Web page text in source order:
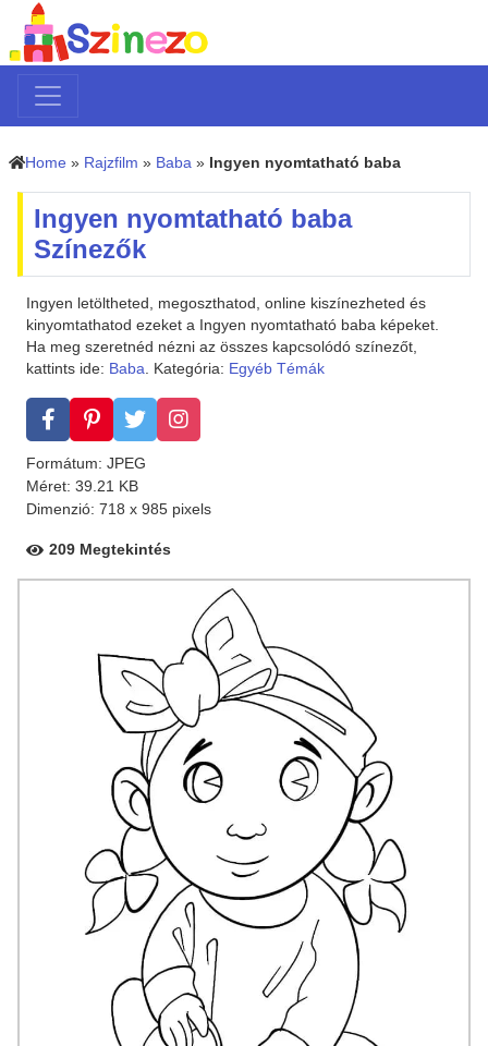
Home » Rajzfilm » Baba » Ingyen nyomtatható baba
Ingyen nyomtatható baba
Színezők
Ingyen letöltheted, megoszthatod, online kiszínezheted és
kinyomtathatod ezeket a Ingyen nyomtatható baba képeket.
Ha meg szeretnéd nézni az összes kapcsolódó színezőt,
kattints ide: Baba. Kategória: Egyéb Témák
Formátum: JPEG
Méret: 39.21 KB
Dimenzió: 718 x 985 pixels
209 Megtekintés